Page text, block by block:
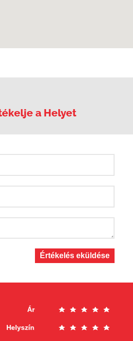
a Helyet
Értékelés eküldése
Ár
Helyszín